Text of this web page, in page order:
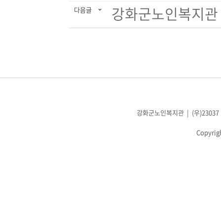
다음글 강화군노인복지
강화군노인복지관 | (우